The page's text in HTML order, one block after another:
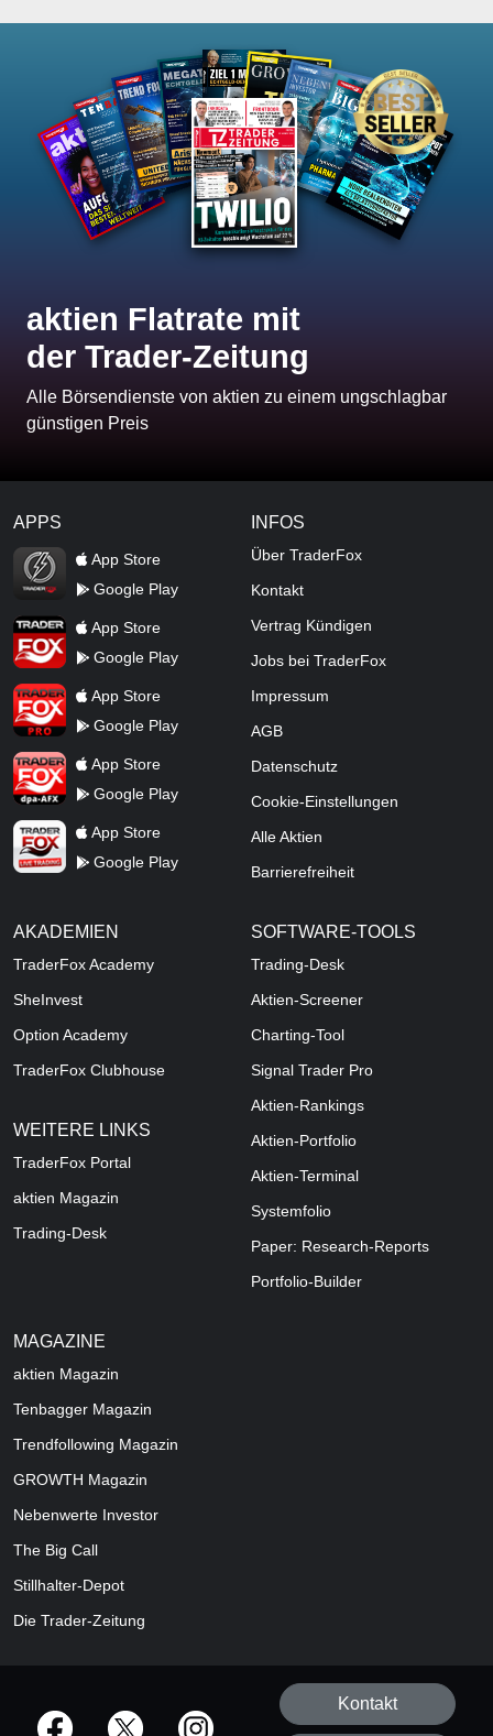
aktien Flatrate mit
der Trader-Zeitung
Alle Börsendienste von aktien zu einem ungschlagbar
günstigen Preis
APPS
TraderFox Flash
App Store
Google Play
TraderFox AppApp Store
Google Play
TraderFox ProApp Store
Google Play
TraderFox dpa-AFX ProFeed
App Store
Google Play
TraderFox Live Trading
App Store
Google Play
INFOS
Über TraderFox
Kontakt
Vertrag Kündigen
Jobs bei TraderFox
Impressum
AGB
Datenschutz
Cookie-Einstellungen
Alle Aktien
Barrierefreiheit
AKADEMIEN
TraderFox Academy
SheInvest
Option Academy
TraderFox Clubhouse
WEITERE LINKS
TraderFox Portal
aktien Magazin
Trading-Desk
SOFTWARE-TOOLS
Trading-Desk
Aktien-Screener
Charting-Tool
Signal Trader Pro
Aktien-Rankings
Aktien-Portfolio
Aktien-Terminal
Systemfolio
Paper: Research-Reports
Portfolio-Builder
MAGAZINE
aktien Magazin
Tenbagger Magazin
Trendfollowing Magazin
GROWTH Magazin
Nebenwerte Investor
The Big Call
Stillhalter-Depot
Die Trader-Zeitung
offizielle Social Media-Accounts
Kontakt